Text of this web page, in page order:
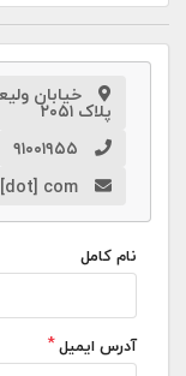
خیابان
پلاک ۲۰۵۱
info [at] jaaar [dot] com
نام کامل
آدرس ایمیل